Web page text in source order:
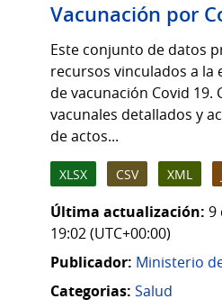
Vacunación por
Este conjunto de datos
recursos vinculados a la
de vacunación Covid 19.
vacunales detallados y
de actos...
XLSX CSV XML
Última actualización: 9
19:02 (UTC+00:00)
Publicador: Ministerio
Categorias: Salud